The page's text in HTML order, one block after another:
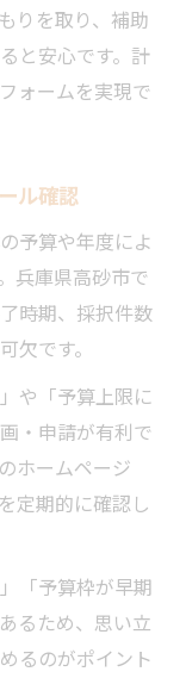
りを取り、補助
と安心です。計
ォームを実現で
ル確認
予算や年度によ
兵庫県高砂市で
時期、採択件数
欠です。
や「予算上限に
・申請が有利で
ホームページ
定期的に確認し
「予算枠が早期
るため、思い立
るのがポイント